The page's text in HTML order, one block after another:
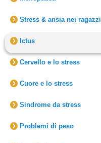
Stress & ansia nei ragazzi
Ictus
Cervello e lo stress
Cuore e lo stress
Sindrome da stress
Problemi di peso